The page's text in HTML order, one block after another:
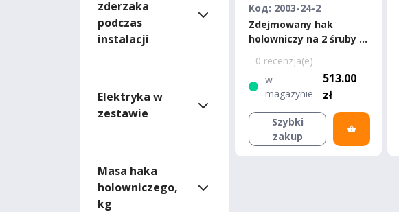
zderzaka
podczas
instalacji
Elektryka w
zestawie
Masa haka
holowniczego,
kg
Код: 2003-24-2
Zdejmowany hak
holowniczy na 2 śruby -
2007-2013
0 recenzja(e)
w
magazynie
513.00
zł
Szybki
zakup